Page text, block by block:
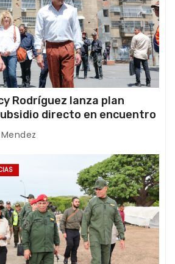
Rodríguez lanza plan
directo en encuentro